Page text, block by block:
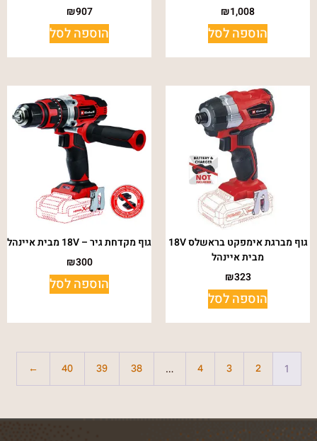
₪1,008
הוספה לסל
₪907
הוספה לסל
גוף מברגת אימפקט בראשלס 18V
מבית איינהל
₪323
הוספה לסל
גוף מקדחת גיר – 18V מבית איינהל
₪300
הוספה לסל
1
2
3
4
…
38
39
40
←